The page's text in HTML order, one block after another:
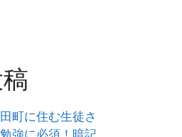
町に住む生徒さ
強に必須！暗記